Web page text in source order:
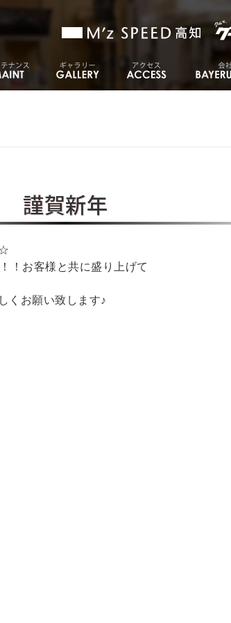
謹賀新年
☆
！お客様と共に盛り上げて
くお願い致します♪